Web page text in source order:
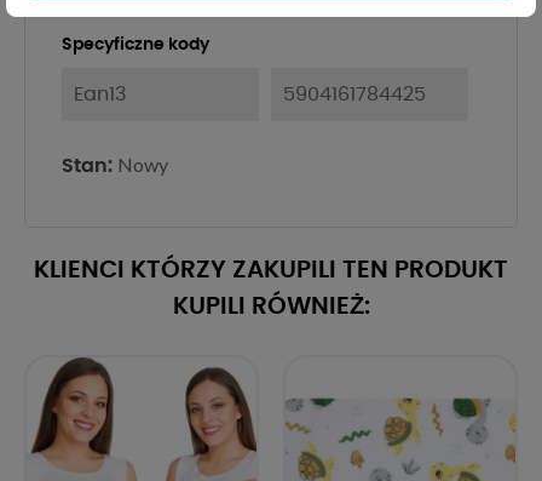
Specyficzne kody
Ean13 5904161784425
Stan: Nowy
KLIENCI KTÓRZY ZAKUPILI TEN PRODUKT
KUPILI RÓWNIEŻ: